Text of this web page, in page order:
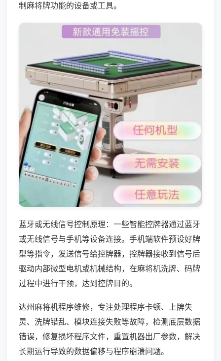
制麻将牌功能的设备或工具。
蓝牙或无线信号控制原理：一些智能控牌器通过蓝牙
或无线信号与手机等设备连接。手机端软件预设好牌
型等指令，发送信号给控牌器，控牌器接收到信号后
驱动内部微型电机或机械结构，在麻将机洗牌、码牌
过程中进行干预，达到控牌目的。
达州麻将机程序维修，专注处理程序卡顿、上牌失
灵、洗牌错乱、模块连接失败等故障，检测底层数据
错误，修复损坏程序文件，重置机器出厂参数，解决
长期运行导致的数据偏移与程序崩溃问题。